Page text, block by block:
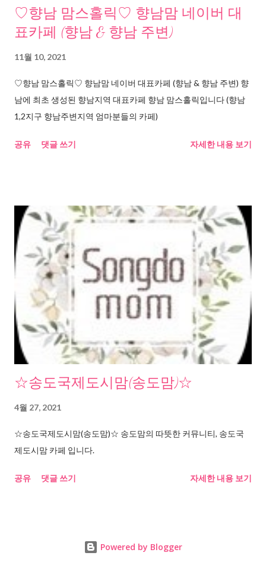
♡향남 맘스홀릭♡ 향남맘 네이버 대
표카페 (향남 & 향남 주변)
11월 10, 2021
♡향남 맘스홀릭♡ 향남맘 네이버 대표카페 (향남 & 향남 주변) 향
남에 최초 생성된 향남지역 대표카페 향남 맘스홀릭입니다 (향남
1,2지구 향남주변지역 엄마분들의 카페)
공유 댓글 쓰기 자세한 내용 보기
☆송도국제도시맘(송도맘)☆
4월 27, 2021
☆송도국제도시맘(송도맘)☆ 송도맘의 따뜻한 커뮤니티, 송도국
제도시맘 카페 입니다.
공유 댓글 쓰기 자세한 내용 보기
Powered by Blogger